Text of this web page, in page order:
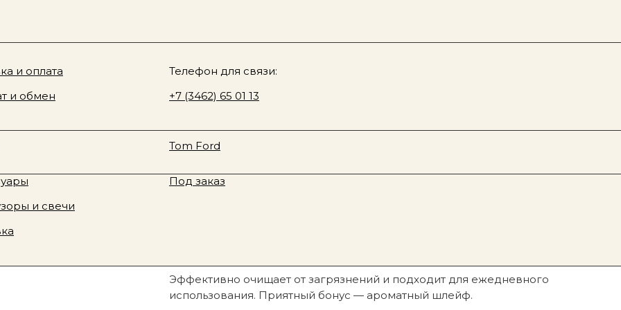
жидкое мыло, кожа, сандал, амбра, 300 мл
Zielinski&Rozen, жидкое мыло, кожа, сандал,
амбра, 300 мл
2 290 р.
Эффективно очищает от загрязнений и подходит для ежедневного
использования. Приятный бонус — ароматный шлейф.
товара
Смотреть все
Под заказ
Новинки
и свечи
косметика
& Rozen
Fragrance
Tom Ford
Davines
Rhode
и оплата
и обмен
Телефон для связи:
+7 (3462) 65 01 13